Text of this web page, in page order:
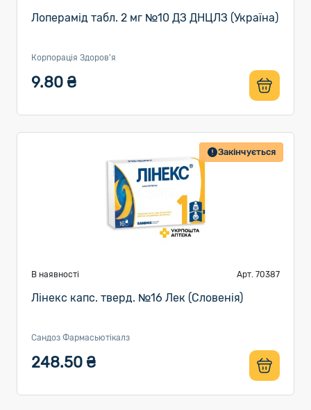
Лоперамід табл. 2 мг №10 ДЗ ДНЦЛЗ (Україна)
Корпорація Здоров'я
9.80 ₴
Закінчується
В наявності Арт. 70387
Лінекс капс. тверд. №16 Лек (Словенія)
Сандоз Фармасьютікалз
248.50 ₴